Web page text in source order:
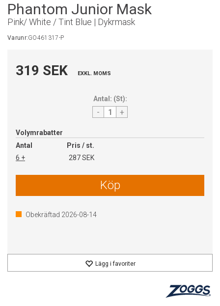
Phantom Junior Mask
Pink/ White / Tint Blue | Dykrmask
Varunr:GO461317-P
319 SEK EXKL. MOMS
Antal: (St):
- +
Volymrabatter
Antal
Pris / st.
6 +
287 SEK
Köp
Obekräftad 2026-08-14
Lägg i favoriter